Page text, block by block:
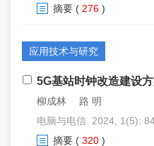
摘要 ( 276 )
应用技术与研究
5G基站时钟改造建设
柳成林 路 明
电脑与电信. 2024, 1(5):
摘要 ( 320 )